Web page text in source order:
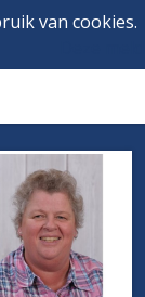
van cookies.